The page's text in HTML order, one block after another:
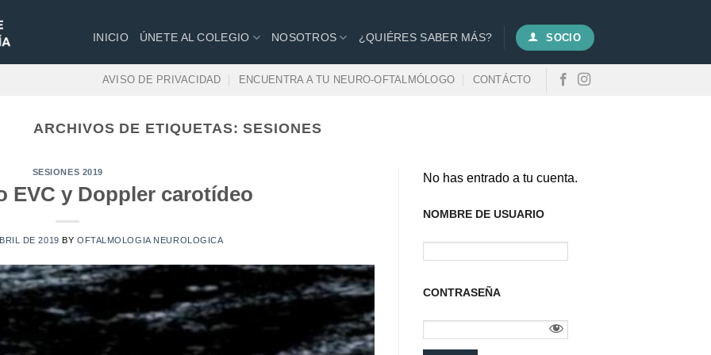
INICIO ÚNETE AL COLEGIO NOSOTROS ¿QUIÉRES SABER MÁS? SOCIO
AVISO DE PRIVACIDAD ENCUENTRA A TU NEURO-OFTALMÓLOGO CONTÁCTO
ARCHIVOS DE ETIQUETAS:SESIONES
SESIONES 2019
EVC y Doppler carotídeo
DE 2019 BY OFTALMOLOGIA NEUROLOGICA
No has entrado a tu cuenta.
NOMBRE DE USUARIO
CONTRASEÑA